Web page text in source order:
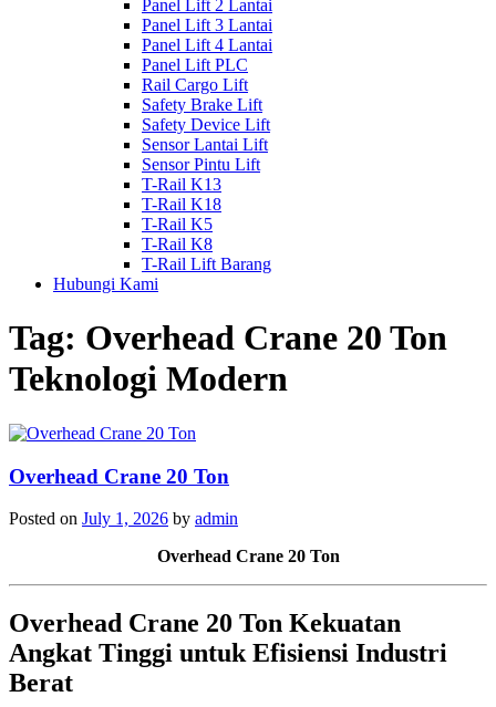
Panel Lift 2 Lantai
Panel Lift 3 Lantai
Panel Lift 4 Lantai
Panel Lift PLC
Rail Cargo Lift
Safety Brake Lift
Safety Device Lift
Sensor Lantai Lift
Sensor Pintu Lift
T-Rail K13
T-Rail K18
T-Rail K5
T-Rail K8
T-Rail Lift Barang
Hubungi Kami
Tag: Overhead Crane 20 Ton
Teknologi Modern
Overhead Crane 20 Ton
Posted on July 1, 2026 by admin
Overhead Crane 20 Ton
Overhead Crane 20 Ton Kekuatan
Angkat Tinggi untuk Efisiensi Industri
Berat